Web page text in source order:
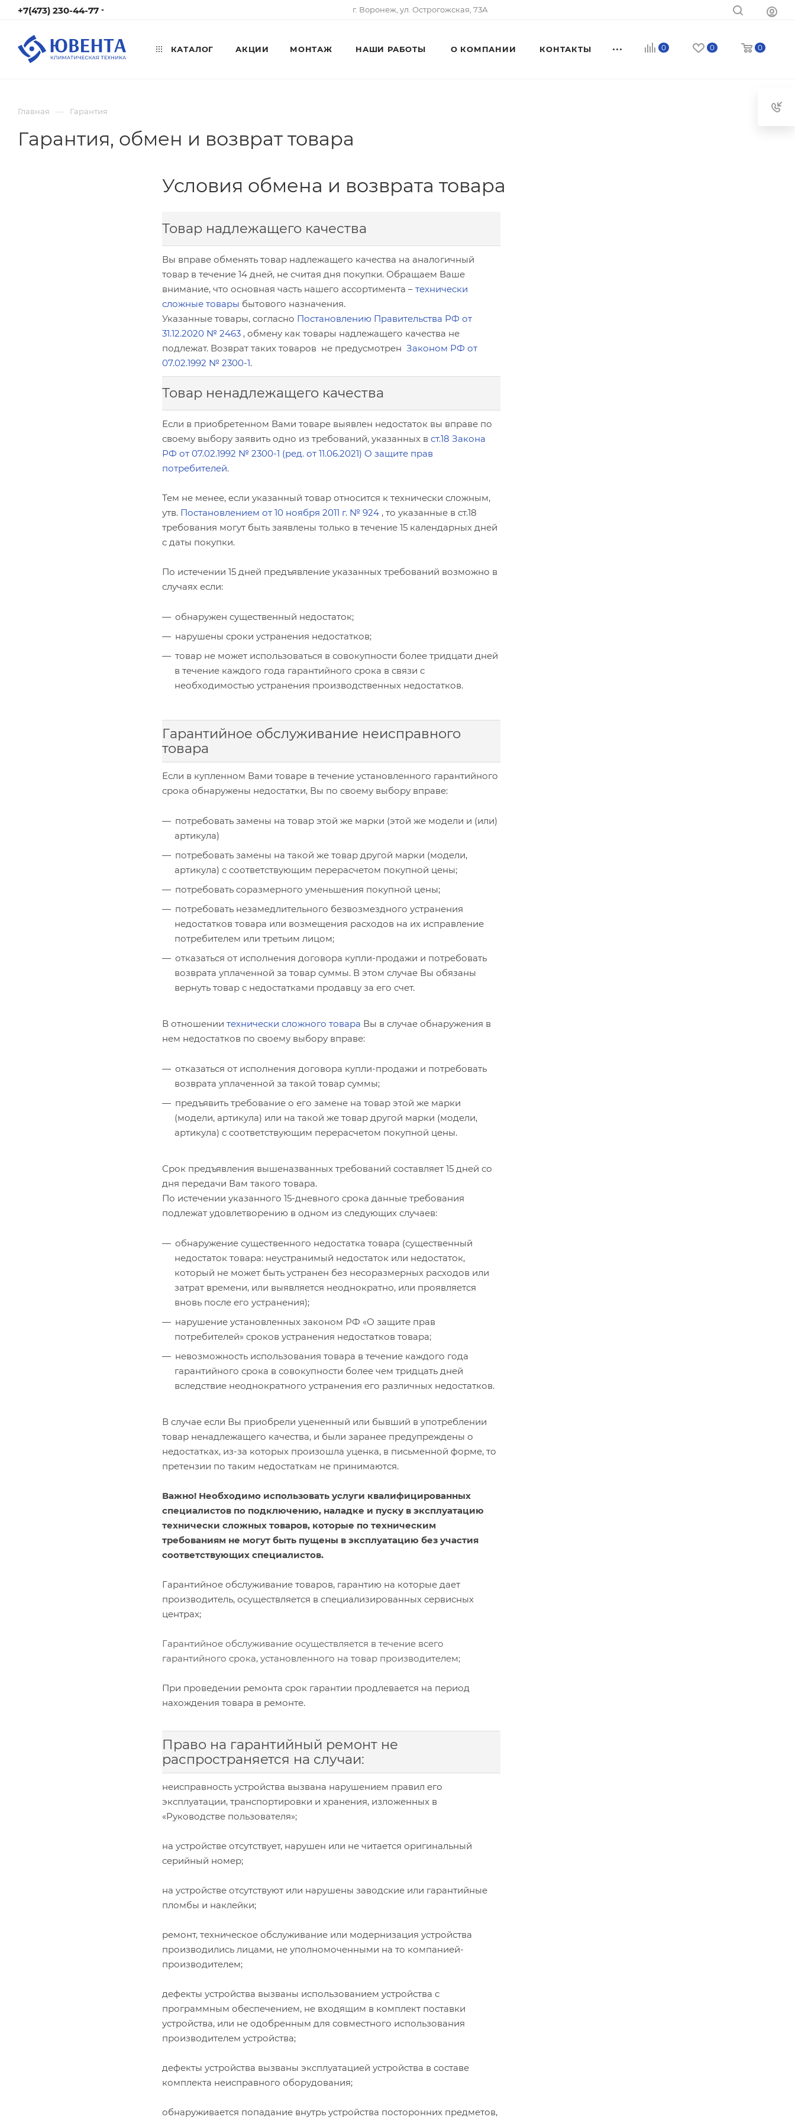
+7(473) 230-44-77 г. Воронеж, ул. Острогожская, 73А
0 0 0
КАТАЛОГ АКЦИИ МОНТАЖ НАШИ РАБОТЫ О КОМПАНИИ КОНТАКТЫ
Главная — Гарантия
Гарантия, обмен и возврат товара
Условия обмена и возврата товара
Товар надлежащего качества
Вы вправе обменять товар надлежащего качества на аналогичный
товар в течение 14 дней, не считая дня покупки. Обращаем Ваше
внимание, что основная часть нашего ассортимента – технически
сложные товары бытового назначения.
Указанные товары, согласно Постановлению Правительства РФ от
31.12.2020 № 2463 , обмену как товары надлежащего качества не
подлежат. Возврат таких товаров не предусмотрен Законом РФ от
07.02.1992 № 2300-1.
Товар ненадлежащего качества
Если в приобретенном Вами товаре выявлен недостаток вы вправе по
своему выбору заявить одно из требований, указанных в ст.18 Закона
РФ от 07.02.1992 № 2300-1 (ред. от 11.06.2021) О защите прав
потребителей.
Тем не менее, если указанный товар относится к технически сложным,
утв. Постановлением от 10 ноября 2011 г. № 924 , то указанные в ст.18
требования могут быть заявлены только в течение 15 календарных дней
с даты покупки.
По истечении 15 дней предъявление указанных требований возможно в
случаях если:
обнаружен существенный недостаток;
нарушены сроки устранения недостатков;
товар не может использоваться в совокупности более тридцати дней
в течение каждого года гарантийного срока в связи с
необходимостью устранения производственных недостатков.
Гарантийное обслуживание неисправного
товара
Если в купленном Вами товаре в течение установленного гарантийного
срока обнаружены недостатки, Вы по своему выбору вправе:
потребовать замены на товар этой же марки (этой же модели и (или)
артикула)
потребовать замены на такой же товар другой марки (модели,
артикула) с соответствующим перерасчетом покупной цены;
потребовать соразмерного уменьшения покупной цены;
потребовать незамедлительного безвозмездного устранения
недостатков товара или возмещения расходов на их исправление
потребителем или третьим лицом;
отказаться от исполнения договора купли-продажи и потребовать
возврата уплаченной за товар суммы. В этом случае Вы обязаны
вернуть товар с недостатками продавцу за его счет.
В отношении технически сложного товара Вы в случае обнаружения в
нем недостатков по своему выбору вправе:
отказаться от исполнения договора купли-продажи и потребовать
возврата уплаченной за такой товар суммы;
предъявить требование о его замене на товар этой же марки
(модели, артикула) или на такой же товар другой марки (модели,
артикула) с соответствующим перерасчетом покупной цены.
Срок предъявления вышеназванных требований составляет 15 дней со
дня передачи Вам такого товара.
По истечении указанного 15-дневного срока данные требования
подлежат удовлетворению в одном из следующих случаев:
обнаружение существенного недостатка товара (существенный
недостаток товара: неустранимый недостаток или недостаток,
который не может быть устранен без несоразмерных расходов или
затрат времени, или выявляется неоднократно, или проявляется
вновь после его устранения);
нарушение установленных законом РФ «О защите прав
потребителей» сроков устранения недостатков товара;
невозможность использования товара в течение каждого года
гарантийного срока в совокупности более чем тридцать дней
вследствие неоднократного устранения его различных недостатков.
В случае если Вы приобрели уцененный или бывший в употреблении
товар ненадлежащего качества, и были заранее предупреждены о
недостатках, из-за которых произошла уценка, в письменной форме, то
претензии по таким недостаткам не принимаются.
Важно! Необходимо использовать услуги квалифицированных
специалистов по подключению, наладке и пуску в эксплуатацию
технически сложных товаров, которые по техническим
требованиям не могут быть пущены в эксплуатацию без участия
соответствующих специалистов.
Гарантийное обслуживание товаров, гарантию на которые дает
производитель, осуществляется в специализированных сервисных
центрах;
Гарантийное обслуживание осуществляется в течение всего
гарантийного срока, установленного на товар производителем;
При проведении ремонта срок гарантии продлевается на период
нахождения товара в ремонте.
Право на гарантийный ремонт не
распространяется на случаи:
неисправность устройства вызвана нарушением правил его
эксплуатации, транспортировки и хранения, изложенных в
«Руководстве пользователя»;
на устройстве отсутствует, нарушен или не читается оригинальный
серийный номер;
на устройстве отсутствуют или нарушены заводские или гарантийные
пломбы и наклейки;
ремонт, техническое обслуживание или модернизация устройства
производились лицами, не уполномоченными на то компанией-
производителем;
дефекты устройства вызваны использованием устройства с
программным обеспечением, не входящим в комплект поставки
устройства, или не одобренным для совместного использования
производителем устройства;
дефекты устройства вызваны эксплуатацией устройства в составе
комплекта неисправного оборудования;
обнаруживается попадание внутрь устройства посторонних предметов,